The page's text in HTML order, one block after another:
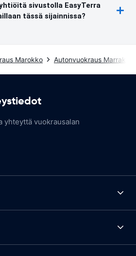
sivustolla EasyTerra
tässä sijainnissa?
Marokko Autonvuokraus
yhteyttä vuokrausalan